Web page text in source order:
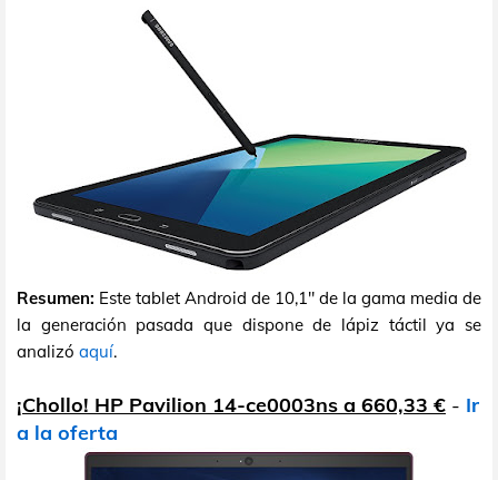
Resumen: Este tablet Android de 10,1" de la gama media de
la generación pasada que dispone de lápiz táctil ya se
analizó aquí.
¡Chollo! HP Pavilion 14-ce0003ns a 660,33 € - Ir
a la oferta